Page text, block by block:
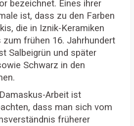
bezeichnet. Eines ihrer
ist, dass zu den Farben
die in Iznik-Keramiken
frühen 16. Jahrhundert
Salbeigrün und später
Schwarz in den
Arbeit ist
dass man sich vom
früherer